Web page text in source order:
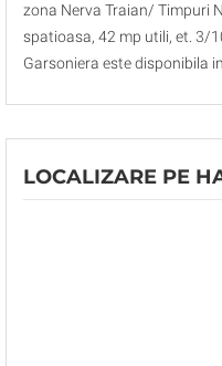
zona Nerva Traian/ Timpuri
spatioasa, 42 mp utili, et. 3/
Garsoniera este disponibila
LOCALIZARE PE